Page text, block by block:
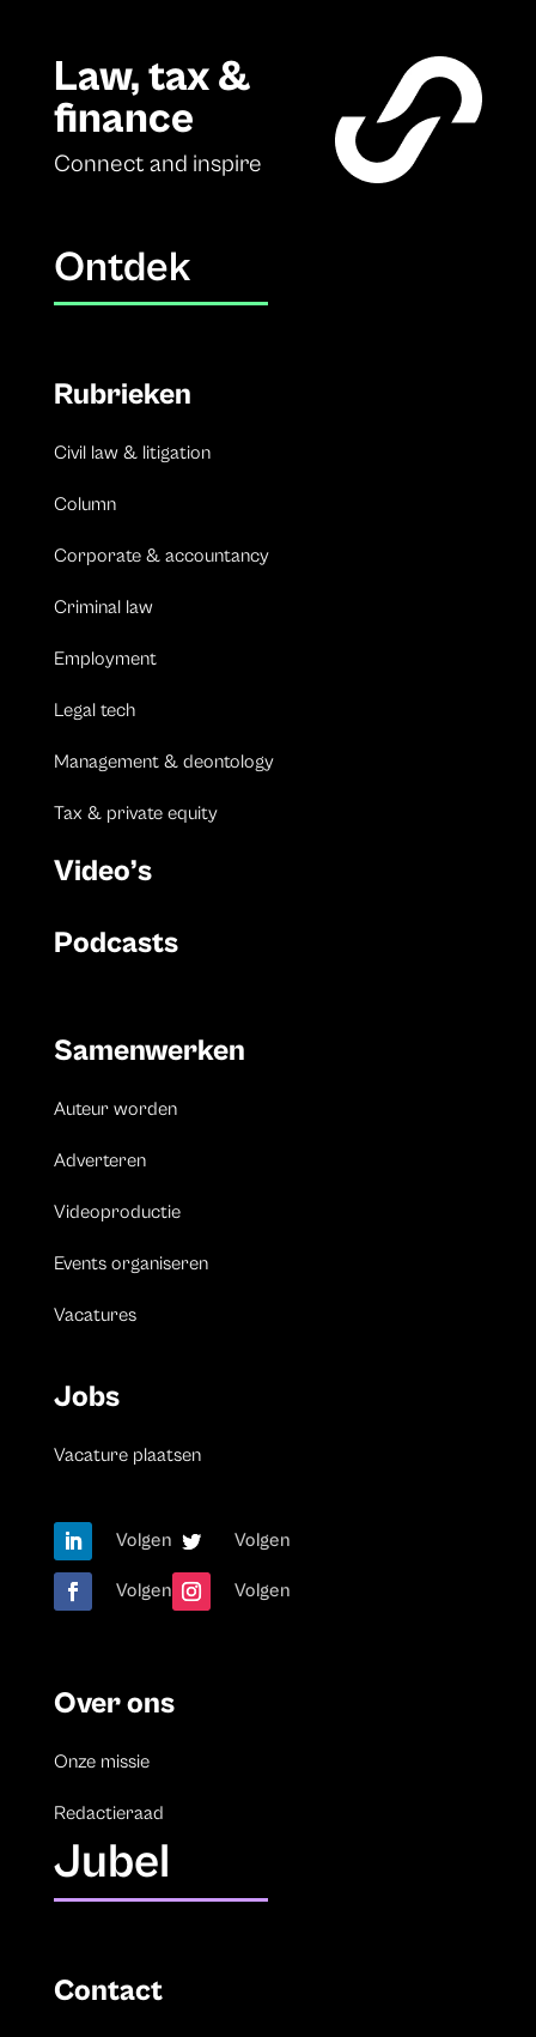
Law, tax &
finance
Connect and inspire
Ontdek
Rubrieken
Civil law & litigation
Column
Corporate & accountancy
Criminal law
Employment
Legal tech
Management & deontology
Tax & private equity
Video’s
Podcasts
Samenwerken
Auteur worden
Adverteren
Videoproductie
Events organiseren
Vacatures
Jobs
Vacature plaatsen
Volgen Volgen
Volgen Volgen
Over ons
Onze missie
Redactieraad
Jubel
Contact